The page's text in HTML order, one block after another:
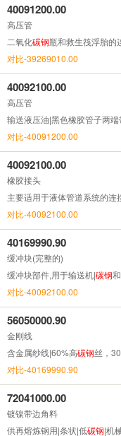
40091200.00
高压管
二氧化碳钢瓶和救生筏浮胎的
对比-39269010.00
40092100.00
高压管
输送液压油|黑色橡胶管子两端
对比-40091200.00
40092100.00
橡胶接头
主要适用于液体管道系统的连
对比-40092100.00
40169990.90
缓冲块(完整的)
缓冲块部件,用于输送机|碳钢
对比-40092100.00
56050000.90
金刚线
含金属纱线|60%高碳钢丝，
对比-40169990.90
72041000.00
镀镍带边角料
供再熔炼钢用|条状|低碳钢|机